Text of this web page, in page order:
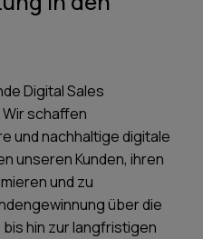
Digital Sales
schaffen
und nachhaltige digitale
unseren Kunden, ihren
und zu
über die
hin zur langfristigen